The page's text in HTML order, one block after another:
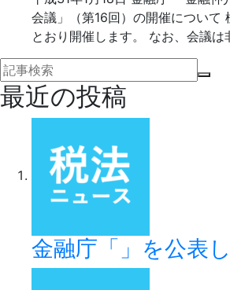
会議」（第16回）の開催について
とおり開催します。 なお、会議
最近の投稿
金融庁「」を公表